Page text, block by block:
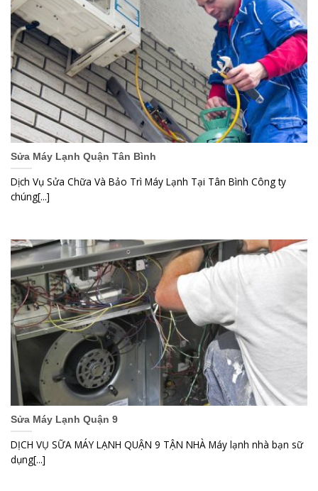
Sửa Máy Lạnh Quận Tân Bình
Dịch Vụ Sửa Chữa Và Bảo Trì Máy Lạnh Tại Tân Bình Công ty
chúng[...]
Sửa Máy Lạnh Quận 9
DỊCH VỤ SỮA MÁY LẠNH QUẬN 9 TẬN NHÀ Máy lạnh nhà bạn sữ
dụng[...]